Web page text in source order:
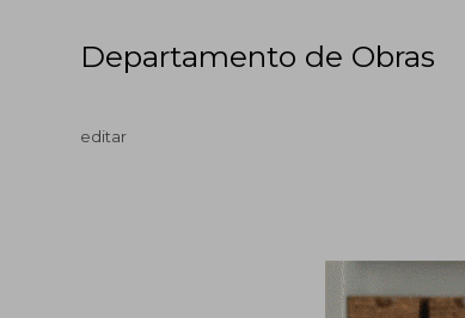
Departamento de Obras
editar